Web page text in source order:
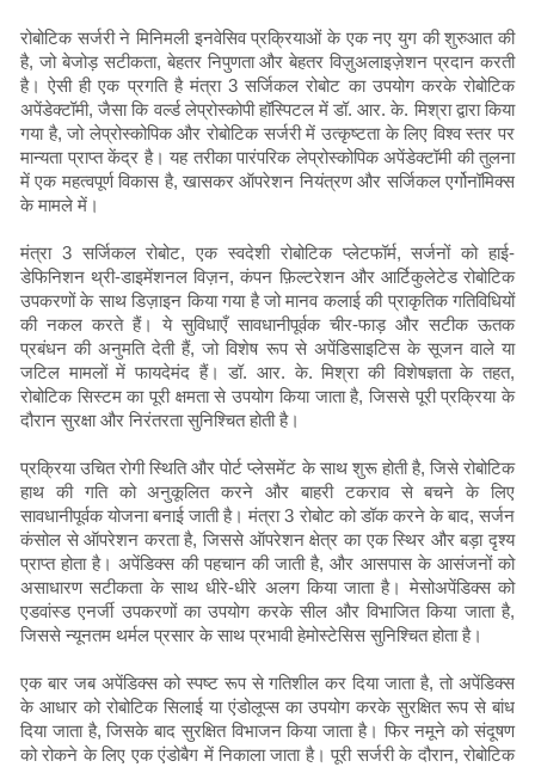
रोबोटिक सर्जरी ने मिनिमली इनवेसिव प्रक्रियाओं के एक नए युग की शुरुआत की
है, जो बेजोड़ सटीकता, बेहतर निपुणता और बेहतर विज़ुअलाइज़ेशन प्रदान करती
है। ऐसी ही एक प्रगति है मंत्रा 3 सर्जिकल रोबोट का उपयोग करके रोबोटिक
अपेंडेक्टॉमी, जैसा कि वर्ल्ड लेप्रोस्कोपी हॉस्पिटल में डॉ. आर. के. मिश्रा द्वारा किया
गया है, जो लेप्रोस्कोपिक और रोबोटिक सर्जरी में उत्कृष्टता के लिए विश्व स्तर पर
मान्यता प्राप्त केंद्र है। यह तरीका पारंपरिक लेप्रोस्कोपिक अपेंडेक्टॉमी की तुलना
में एक महत्वपूर्ण विकास है, खासकर ऑपरेशन नियंत्रण और सर्जिकल एर्गोनॉमिक्स
के मामले में।
मंत्रा 3 सर्जिकल रोबोट, एक स्वदेशी रोबोटिक प्लेटफॉर्म, सर्जनों को हाई-
डेफिनिशन थ्री-डाइमेंशनल विज़न, कंपन फ़िल्टरेशन और आर्टिकुलेटेड रोबोटिक
उपकरणों के साथ डिज़ाइन किया गया है जो मानव कलाई की प्राकृतिक गतिविधियों
की नकल करते हैं। ये सुविधाएँ सावधानीपूर्वक चीर-फाड़ और सटीक ऊतक
प्रबंधन की अनुमति देती हैं, जो विशेष रूप से अपेंडिसाइटिस के सूजन वाले या
जटिल मामलों में फायदेमंद हैं। डॉ. आर. के. मिश्रा की विशेषज्ञता के तहत,
रोबोटिक सिस्टम का पूरी क्षमता से उपयोग किया जाता है, जिससे पूरी प्रक्रिया के
दौरान सुरक्षा और निरंतरता सुनिश्चित होती है।
प्रक्रिया उचित रोगी स्थिति और पोर्ट प्लेसमेंट के साथ शुरू होती है, जिसे रोबोटिक
हाथ की गति को अनुकूलित करने और बाहरी टकराव से बचने के लिए
सावधानीपूर्वक योजना बनाई जाती है। मंत्रा 3 रोबोट को डॉक करने के बाद, सर्जन
कंसोल से ऑपरेशन करता है, जिससे ऑपरेशन क्षेत्र का एक स्थिर और बड़ा दृश्य
प्राप्त होता है। अपेंडिक्स की पहचान की जाती है, और आसपास के आसंजनों को
असाधारण सटीकता के साथ धीरे-धीरे अलग किया जाता है। मेसोअपेंडिक्स को
एडवांस्ड एनर्जी उपकरणों का उपयोग करके सील और विभाजित किया जाता है,
जिससे न्यूनतम थर्मल प्रसार के साथ प्रभावी हेमोस्टेसिस सुनिश्चित होता है।
एक बार जब अपेंडिक्स को स्पष्ट रूप से गतिशील कर दिया जाता है, तो अपेंडिक्स
के आधार को रोबोटिक सिलाई या एंडोलूप्स का उपयोग करके सुरक्षित रूप से बांध
दिया जाता है, जिसके बाद सुरक्षित विभाजन किया जाता है। फिर नमूने को संदूषण
को रोकने के लिए एक एंडोबैग में निकाला जाता है। पूरी सर्जरी के दौरान, रोबोटिक